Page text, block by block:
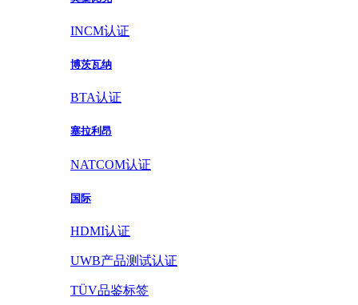
INCM认证
博茨瓦纳
BTA认证
塞拉利昂
NATCOM认证
国际
HDMI认证
UWB产品测试认证
TÜV品鉴标签